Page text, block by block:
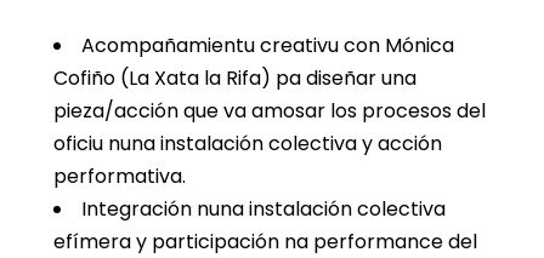
Acompañamientu creativu con Mónica
Cofiño (La Xata la Rifa) pa diseñar una
pieza/acción que va amosar los procesos del
oficiu nuna instalación colectiva y acción
performativa.
Integración nuna instalación colectiva
efímera y participación na performance del